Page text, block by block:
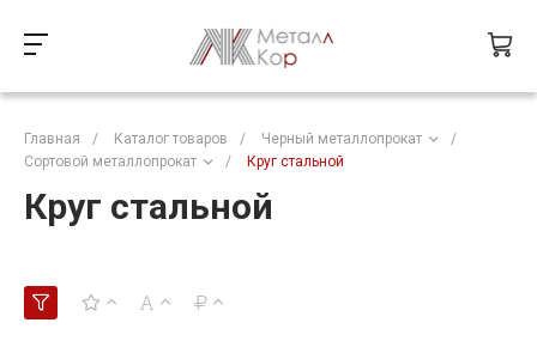
Главная / Каталог товаров / Черный металлопрокат
/
Сортовой металлопрокат
/ Круг стальной
Круг стальной